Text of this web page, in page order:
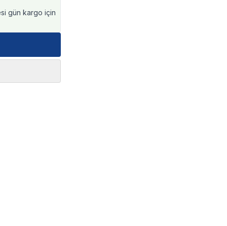
gün kargo için